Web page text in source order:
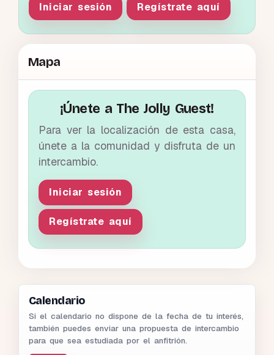
Iniciar sesión Regístrate aquí
Mapa
¡Únete a The Jolly Guest!
Para ver la localización de esta casa,
únete a la comunidad y disfruta de un
intercambio.
Iniciar sesión
Regístrate aquí
Calendario
Si el calendario no dispone de la fecha de tu interés,
también puedes enviar una propuesta de intercambio
para que sea estudiada por el anfitrión.